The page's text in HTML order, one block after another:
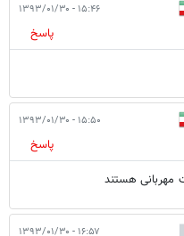
۱۵:۴۶ - ۱۳۹۳/۰۱/۳۰
پاسخ
۱۵:۵۰ - ۱۳۹۳/۰۱/۳۰
پاسخ
مهربانی هستند
۱۶:۵۷ - ۱۳۹۳/۰۱/۳۰